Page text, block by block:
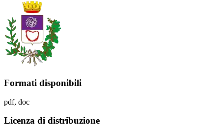
Formati disponibili
pdf, doc
Licenza di distribuzione